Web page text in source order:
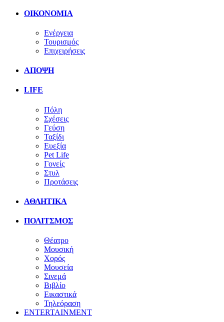
ΟΙΚΟΝΟΜΙΑ
Ενέργεια
Τουρισμός
Επιχειρήσεις
ΑΠΟΨΗ
LIFE
Πόλη
Σχέσεις
Γεύση
Ταξίδι
Ευεξία
Pet Life
Γονείς
Στυλ
Προτάσεις
ΑΘΛΗΤΙΚΑ
ΠΟΛΙΤΣΜΟΣ
Θέατρο
Μουσική
Χορός
Μουσεία
Σινεμά
Βιβλίο
Εικαστικά
Τηλεόραση
ENTERTAINMENT